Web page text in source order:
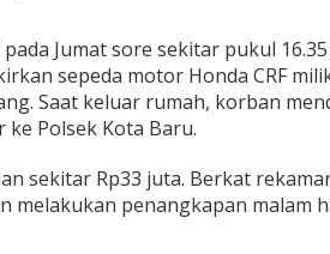
Jumat sore sekitar pukul
sepeda motor Honda CRF
Saat keluar rumah, korban
Polsek Kota Baru.
sekitar Rp33 juta. Berkat
melakukan penangkapan malam